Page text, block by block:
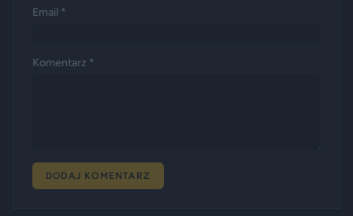
Email *
Komentarz *
DODAJ KOMENTARZ